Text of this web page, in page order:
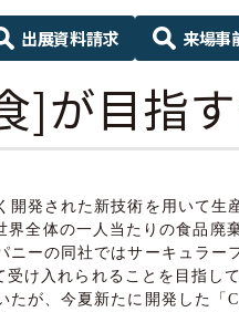
出展資料請求 来場事
]が目指
発された新技術を用いて生
全体の一人当たりの食品廃
ニーの同社ではサーキュラー
け入れられることを目指し
たが、今夏新たに開発した「